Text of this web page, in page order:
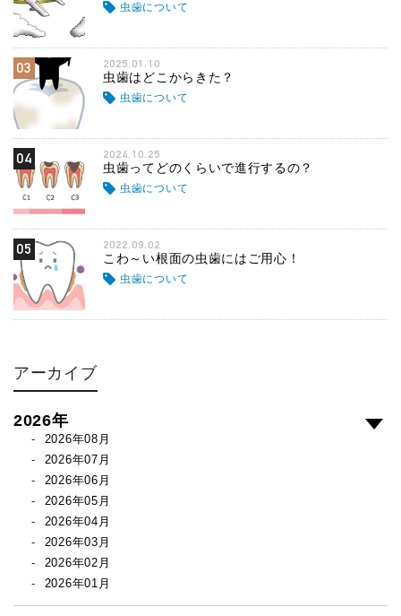
虫歯について
03 2025.01.10
虫歯はどこからきた？
虫歯について
04 2024.10.25
虫歯ってどのくらいで進行するの？
虫歯について
05 2022.09.02
こわ～い根面の虫歯にはご用心！
虫歯について
アーカイブ
2026年
2026年08月
2026年07月
2026年06月
2026年05月
2026年04月
2026年03月
2026年02月
2026年01月